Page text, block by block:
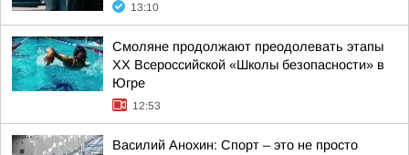
13:10
Смоляне продолжают преодолевать этапы
XX Всероссийской «Школы безопасности» в
Югре
12:53
Василий Анохин: Спорт – это не просто